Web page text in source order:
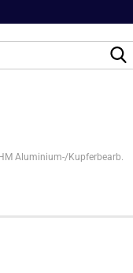
Aluminium-/Kupferbearb.